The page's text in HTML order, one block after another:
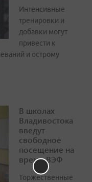
Интенсивные
тренировки и
добавки могут
привести к
и острому
В школах
Владивостока
введут
свободное
посещение на
время ВЭФ
Торжественные